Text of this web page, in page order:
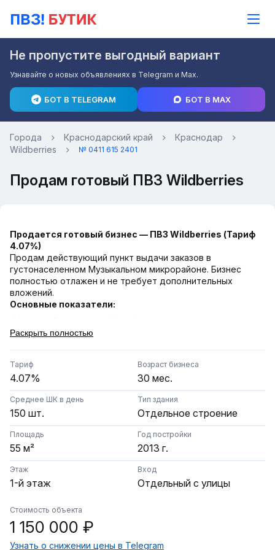
Не пропустите выгодный вариант
Узнавайте о новых объявлениях в Telegram и Max.
БОТ В TELEGRAM БОТ В MAX
Города Краснодарский край
Краснодар
Wildberries
№ 0411 615 2401
Продам готовый ПВЗ Wildberries
Продается готовый бизнес — ПВЗ Wildberries (Тариф
4.07%)
Продам действующий пункт выдачи заказов в
густонаселенном Музыкальном микрорайоне. Бизнес
полностью отлажен и не требует дополнительных
вложений.
Основные показатели:
застройка).
склад).
Оборот:
стабильный поток, в среднем
Тариф:4.07%.
Дата открытия:
21.01.2024 (пункт уже прошел этап
раскрутки).
Экономика (ежемесячные расходы):
Аренда: 50 000 руб.
ФОТ: 2 200 руб./смена. В штате 2 основных сотрудника
+ надежные подменные (персонал обучен и готов
остаться с новым владельцем).
КУ: 5 000 – 10 000 руб. (лето/зима).
Дополнительно: интернет (800 руб.), обслуживание
камер (2 800 руб.).
Преимущества:
Пункт полностью укомплектован по всем стандартам
Раскрыть полностью
Тариф
4.07%
Возраст бизнеса
30 мес.
Среднее ШК в день
150 шт.
Тип здания
Отдельное строение
Площадь
55 м²
Год постройки
2013 г.
Этаж
1-й этаж
Вход
Отдельный с улицы
Стоимость объекта
1 150 000 ₽
Узнать о снижении цены в Telegram